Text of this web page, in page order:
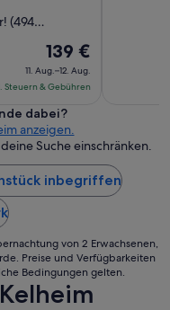
(494
Der
Preis
beträgt
139 €
pro
Nacht
vom
11.
Aug.
zum
12.
Aug.
139 €
11. Aug.–12. Aug.
Steuern & Gebühren
dabei?
anzeigen.
Suche einschränken.
inbegriffen
von 2 Erwachsenen,
Preise und Verfügbarkeiten
Bedingungen gelten.